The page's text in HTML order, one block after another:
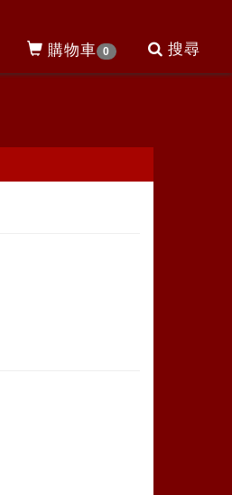
購物車 0 搜尋